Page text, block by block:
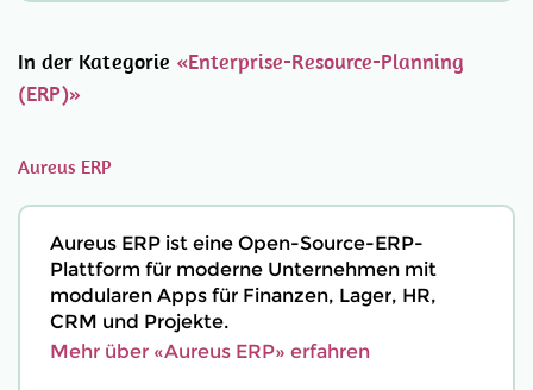
In der Kategorie «Enterprise-Resource-Planning
(ERP)»
Aureus ERP
Aureus ERP ist eine Open-Source-ERP-
Plattform für moderne Unternehmen mit
modularen Apps für Finanzen, Lager, HR,
CRM und Projekte.
Mehr über «Aureus ERP» erfahren